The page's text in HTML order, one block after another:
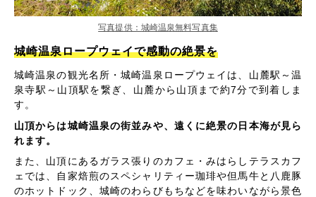
写真提供：城崎温泉無料写真集
城崎温泉ロープウェイで感動の絶景を
城崎温泉の観光名所・城崎温泉ロープウェイは、山麓駅～温
泉寺駅～山頂駅を繋ぎ、山麓から山頂まで約7分で到着しま
す。
山頂からは城崎温泉の街並みや、遠くに絶景の日本海が見ら
れます。
また、山頂にあるガラス張りのカフェ・みはらしテラスカフ
ェでは、自家焙煎のスペシャリティー珈琲や但馬牛と八鹿豚
のホットドック、城崎のわらびもちなどを味わいながら景色